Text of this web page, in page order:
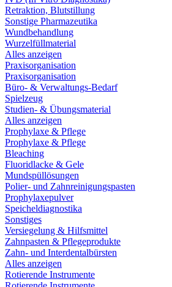
Retraktion, Blutstillung
Sonstige Pharmazeutika
Wundbehandlung
Wurzelfüllmaterial
Alles anzeigen
Praxisorganisation
Praxisorganisation
Büro- & Verwaltungs-Bedarf
Spielzeug
Studien- & Übungsmaterial
Alles anzeigen
Prophylaxe & Pflege
Prophylaxe & Pflege
Bleaching
Fluoridlacke & Gele
Mundspüllösungen
Polier- und Zahnreinigungspasten
Prophylaxepulver
Speicheldiagnostika
Sonstiges
Versiegelung & Hilfsmittel
Zahnpasten & Pflegeprodukte
Zahn- und Interdentalbürsten
Alles anzeigen
Rotierende Instrumente